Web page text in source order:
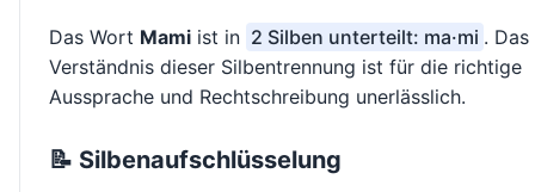
Das Wort Mami ist in 2 Silben unterteilt: ma·mi . Das
Verständnis dieser Silbentrennung ist für die richtige
Aussprache und Rechtschreibung unerlässlich.
📝 Silbenaufschlüsselung